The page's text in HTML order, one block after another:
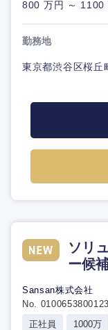
800 万円 ～ 1100
勤務地
東京都渋谷区桜
ソリ
ー候
Sansan株式会社
No.
正社員
1000万